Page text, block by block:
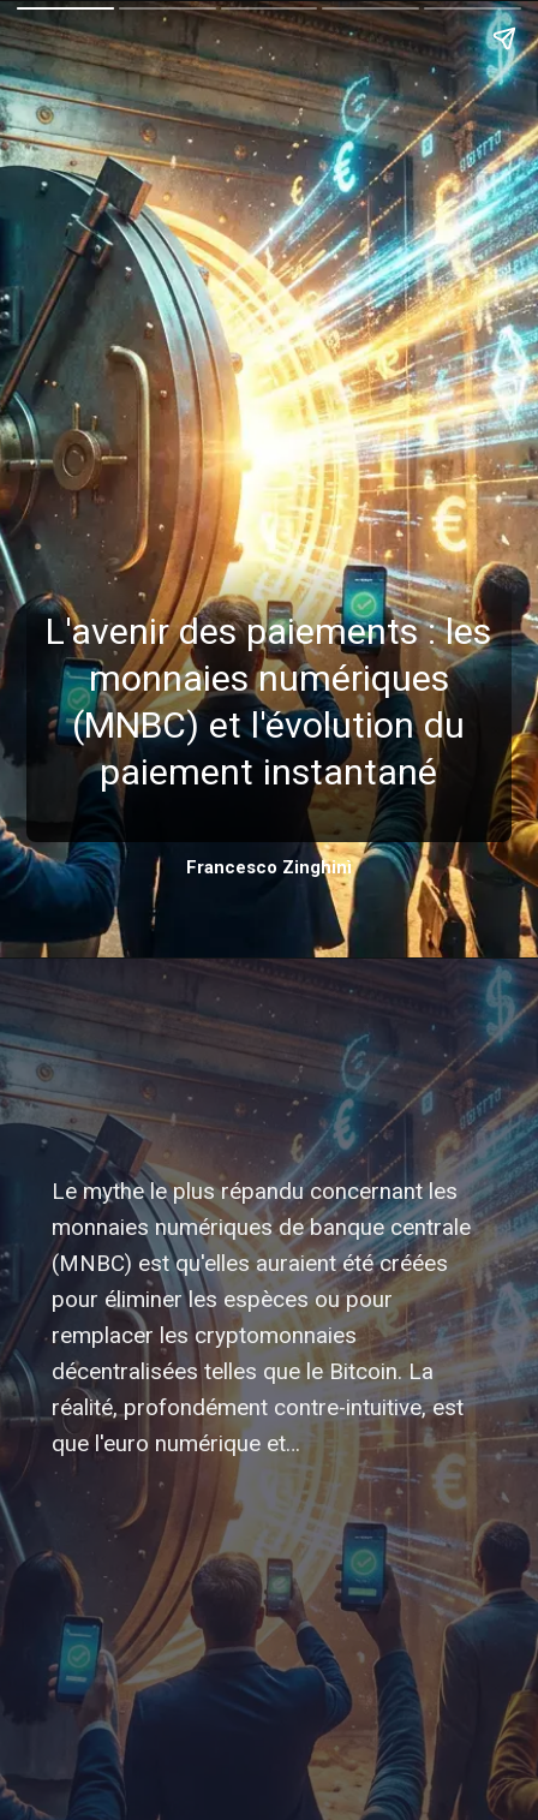
L'avenir des paiements : les
monnaies numériques
(MNBC) et l'évolution du
paiement instantané
Francesco Zinghinì
Le mythe le plus répandu concernant les
monnaies numériques de banque centrale
(MNBC) est qu'elles auraient été créées
pour éliminer les espèces ou pour
remplacer les cryptomonnaies
décentralisées telles que le Bitcoin. La
réalité, profondément contre-intuitive, est
que l'euro numérique et…